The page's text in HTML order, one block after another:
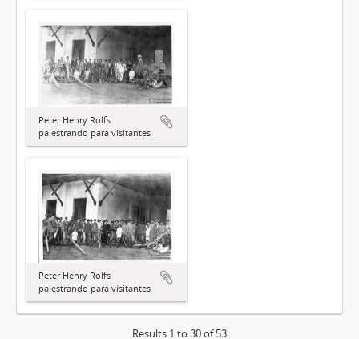
Peter Henry Rolfs
palestrando para visitantes
Peter Henry Rolfs
palestrando para visitantes
Results 1 to 30 of 53